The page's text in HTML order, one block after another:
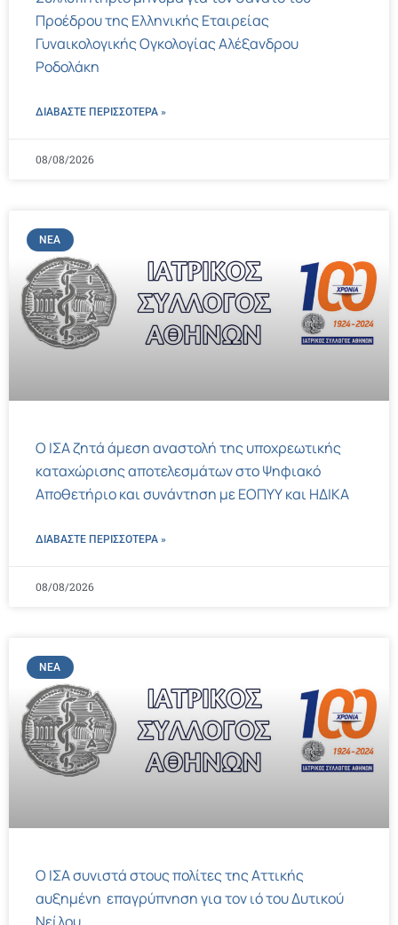
Προέδρου της Ελληνικής Εταιρείας
Γυναικολογικής Ογκολογίας Αλέξανδρου
Ροδολάκη
ΔΙΑΒΑΣΤΕ ΠΕΡΙΣΣΌΤΕΡΑ »
08/08/2026
ΝΈΑ
Ο ΙΣΑ ζητά άμεση αναστολή της υποχρεωτικής
καταχώρισης αποτελεσμάτων στο Ψηφιακό
Αποθετήριο και συνάντηση με ΕΟΠΥΥ και ΗΔΙΚΑ
ΔΙΑΒΑΣΤΕ ΠΕΡΙΣΣΌΤΕΡΑ »
08/08/2026
ΝΈΑ
Ο ΙΣΑ συνιστά στους πολίτες της Αττικής
αυξημένη επαγρύπνηση για τον ιό του Δυτικού